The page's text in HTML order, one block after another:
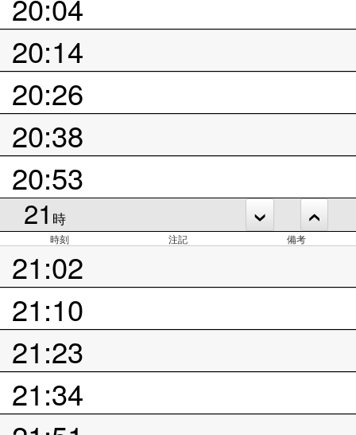
20:04
20:14
20:26
20:38
20:53
21 時
時刻 注記 備考
21:02
21:10
21:23
21:34